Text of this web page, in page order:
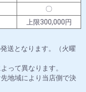
〇
上限300,000円
送となります。（火曜
って異なります。
地域により当店側で決